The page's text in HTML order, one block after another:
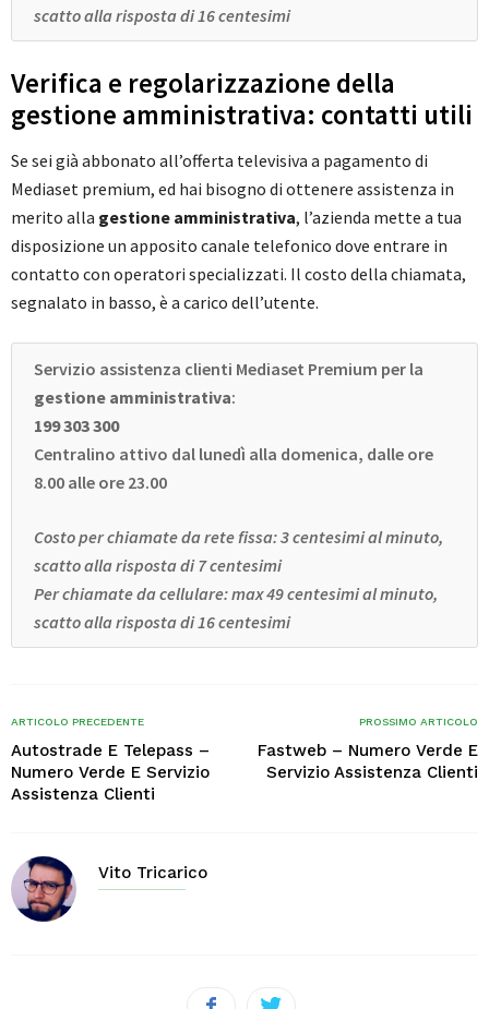
scatto alla risposta di 16 centesimi
Verifica e regolarizzazione della
gestione amministrativa: contatti utili
Se sei già abbonato all’offerta televisiva a pagamento di
Mediaset premium, ed hai bisogno di ottenere assistenza in
merito alla gestione amministrativa, l’azienda mette a tua
disposizione un apposito canale telefonico dove entrare in
contatto con operatori specializzati. Il costo della chiamata,
segnalato in basso, è a carico dell’utente.
Servizio assistenza clienti Mediaset Premium per la
gestione amministrativa:
199 303 300
Centralino attivo dal lunedì alla domenica, dalle ore
8.00 alle ore 23.00
Costo per chiamate da rete fissa: 3 centesimi al minuto,
scatto alla risposta di 7 centesimi
Per chiamate da cellulare: max 49 centesimi al minuto,
scatto alla risposta di 16 centesimi
ARTICOLO PRECEDENTE
Autostrade E Telepass –
Numero Verde E Servizio
Assistenza Clienti
PROSSIMO ARTICOLO
Fastweb – Numero Verde E
Servizio Assistenza Clienti
Vito Tricarico